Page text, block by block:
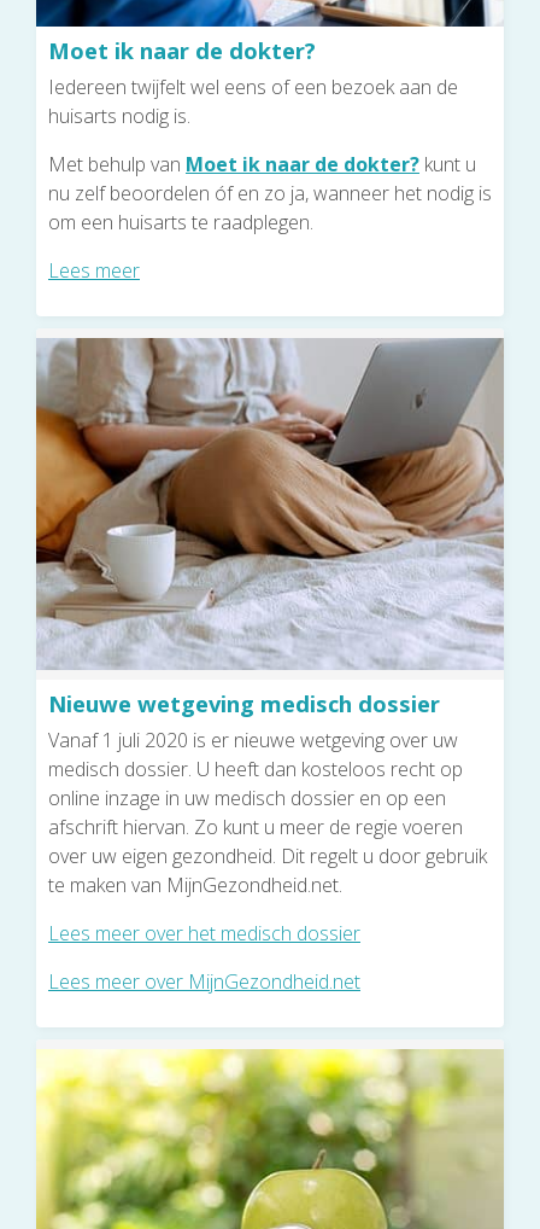
Moet ik naar de dokter?
Iedereen twijfelt wel eens of een bezoek aan de
huisarts nodig is.
Met behulp van Moet ik naar de dokter? kunt u
nu zelf beoordelen óf en zo ja, wanneer het nodig is
om een huisarts te raadplegen.
Lees meer
Nieuwe wetgeving medisch dossier
Vanaf 1 juli 2020 is er nieuwe wetgeving over uw
medisch dossier. U heeft dan kosteloos recht op
online inzage in uw medisch dossier en op een
afschrift hiervan. Zo kunt u meer de regie voeren
over uw eigen gezondheid. Dit regelt u door gebruik
te maken van MijnGezondheid.net.
Lees meer over het medisch dossier
Lees meer over MijnGezondheid.net